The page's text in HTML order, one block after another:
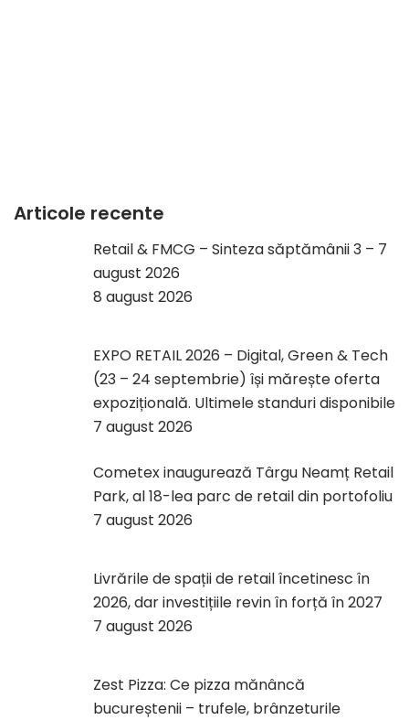
Articole recente
Retail & FMCG – Sinteza săptămânii 3 – 7
august 2026
8 august 2026
EXPO RETAIL 2026 – Digital, Green & Tech
(23 – 24 septembrie) își mărește oferta
expozițională. Ultimele standuri disponibile
7 august 2026
Cometex inaugurează Târgu Neamț Retail
Park, al 18-lea parc de retail din portofoliu
7 august 2026
Livrările de spații de retail încetinesc în
2026, dar investițiile revin în forță în 2027
7 august 2026
Zest Pizza: Ce pizza mănâncă
bucureștenii – trufele, brânzeturile